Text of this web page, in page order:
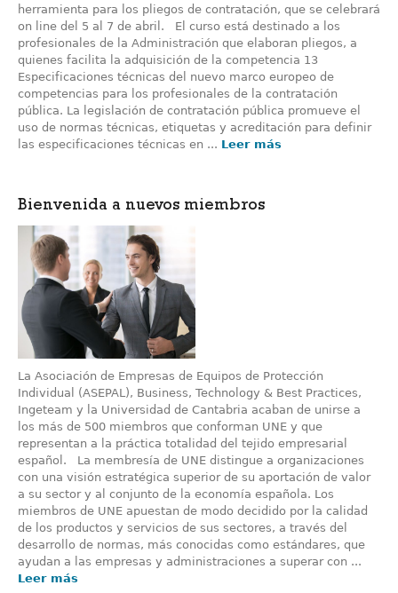
herramienta para los pliegos de contratación, que se celebrará
on line del 5 al 7 de abril. El curso está destinado a los
profesionales de la Administración que elaboran pliegos, a
quienes facilita la adquisición de la competencia 13
Especificaciones técnicas del nuevo marco europeo de
competencias para los profesionales de la contratación
pública. La legislación de contratación pública promueve el
uso de normas técnicas, etiquetas y acreditación para definir
las especificaciones técnicas en ... Leer más
Bienvenida a nuevos miembros
La Asociación de Empresas de Equipos de Protección
Individual (ASEPAL), Business, Technology & Best Practices,
Ingeteam y la Universidad de Cantabria acaban de unirse a
los más de 500 miembros que conforman UNE y que
representan a la práctica totalidad del tejido empresarial
español. La membresía de UNE distingue a organizaciones
con una visión estratégica superior de su aportación de valor
a su sector y al conjunto de la economía española. Los
miembros de UNE apuestan de modo decidido por la calidad
de los productos y servicios de sus sectores, a través del
desarrollo de normas, más conocidas como estándares, que
ayudan a las empresas y administraciones a superar con ...
Leer más